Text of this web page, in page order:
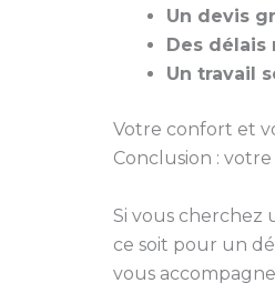
Un devis
Des délais
Un travail
Votre confort et
Conclusion :
Si vous cherchez
ce soit pour un
vous